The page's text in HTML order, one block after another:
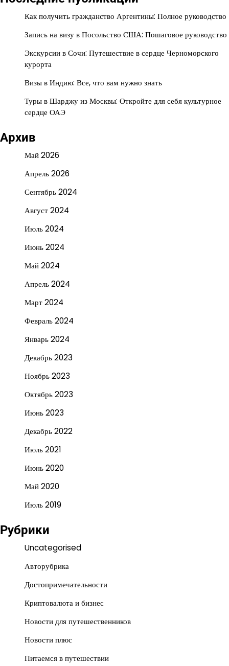
Как получить гражданство Аргентины: Полное руководство
Запись на визу в Посольство США: Пошаговое руководство
Экскурсии в Сочи: Путешествие в сердце Черноморского
курорта
Визы в Индию: Все, что вам нужно знать
Туры в Шарджу из Москвы: Откройте для себя культурное
сердце ОАЭ
Архив
Май 2026
Апрель 2026
Сентябрь 2024
Август 2024
Июль 2024
Июнь 2024
Май 2024
Апрель 2024
Март 2024
Февраль 2024
Январь 2024
Декабрь 2023
Ноябрь 2023
Октябрь 2023
Июнь 2023
Декабрь 2022
Июль 2021
Июнь 2020
Май 2020
Июль 2019
Рубрики
Uncategorised
Авторубрика
Достопримечательности
Криптовалюта и бизнес
Новости для путешественников
Новости плюс
Питаемся в путешествии